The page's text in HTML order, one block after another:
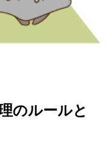
のルールと